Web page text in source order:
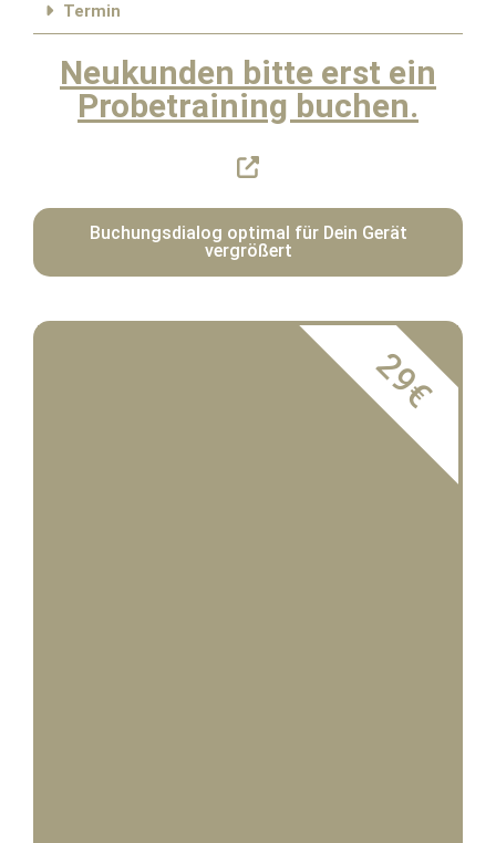
Termin
Neukunden bitte erst ein
Probetraining buchen.
Buchungsdialog optimal für Dein Gerät
vergrößert
29€